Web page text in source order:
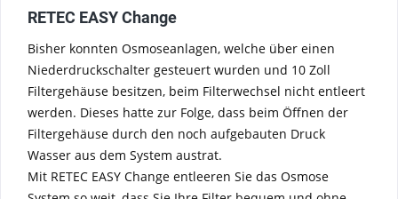
RETEC EASY Change
Bisher konnten Osmoseanlagen, welche über einen
Niederdruckschalter gesteuert wurden und 10 Zoll
Filtergehäuse besitzen, beim Filterwechsel nicht entleert
werden. Dieses hatte zur Folge, dass beim Öffnen der
Filtergehäuse durch den noch aufgebauten Druck
Wasser aus dem System austrat.
Mit RETEC EASY Change entleeren Sie das Osmose